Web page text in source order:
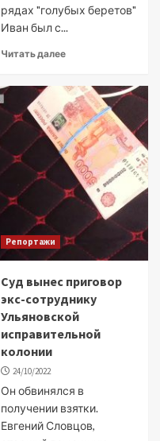
рядах "голубых беретов"
Иван был с...
Читать далее
Репортажи
Суд вынес приговор
экс-сотруднику
Ульяновской
исправительной
колонии
24/10/2022
Он обвинялся в
получении взятки.
Евгений Словцов,